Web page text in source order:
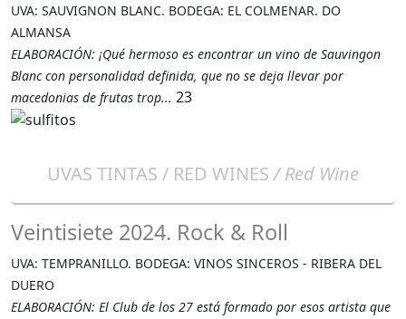
UVA: SAUVIGNON BLANC. BODEGA: EL COLMENAR. DO
ALMANSA
ELABORACIÓN: ¡Qué hermoso es encontrar un vino de Sauvingon
Blanc con personalidad definida, que no se deja llevar por
macedonias de frutas trop... 23
UVAS TINTAS / RED WINES/ Red Wine
Veintisiete 2024. Rock & Roll
UVA: TEMPRANILLO. BODEGA: VINOS SINCEROS - RIBERA DEL
DUERO
ELABORACIÓN: El Club de los 27 está formado por esos artista que